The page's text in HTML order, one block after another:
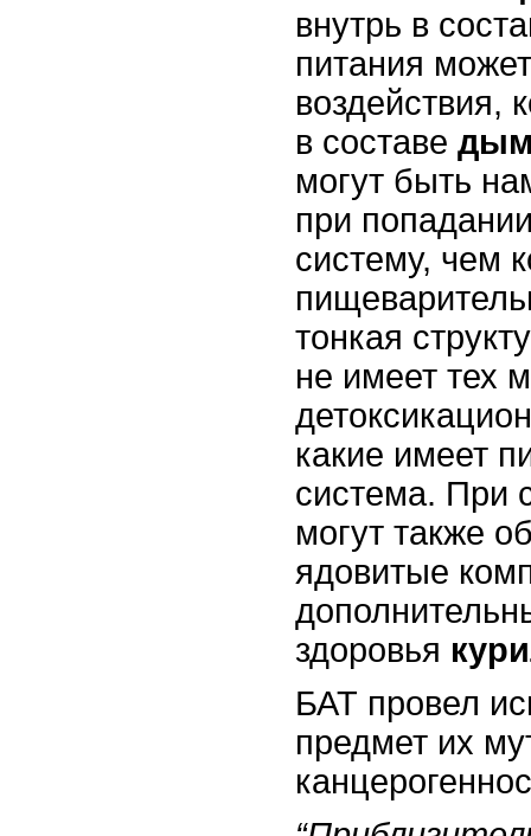
внутрь в
питания
воздействия,
в составе
могут быть
при
систему, чем
тонкая
не имеет тех
какие имеет
система. При
могут также
ядовитые
здоровья
БАТ провел
предмет их